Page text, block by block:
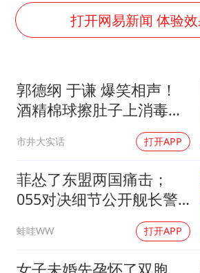
胡彦斌获《歌
秋天的第一杯
我国外贸延
夯实基础开新
打开网易新闻 体验
郭德纲 于谦 爆笑相声！
酒精棉球擦肚子上消毒，
拿云南白药擦刀，是不是
擦反了？
市井大实话 打开APP
菲怂了东盟两国痛击；
055对决细节公开舰长警
示｜帅化民.孙大千.谢寒
冰｜辣晚报20260805
蛙哇WW 打开APP